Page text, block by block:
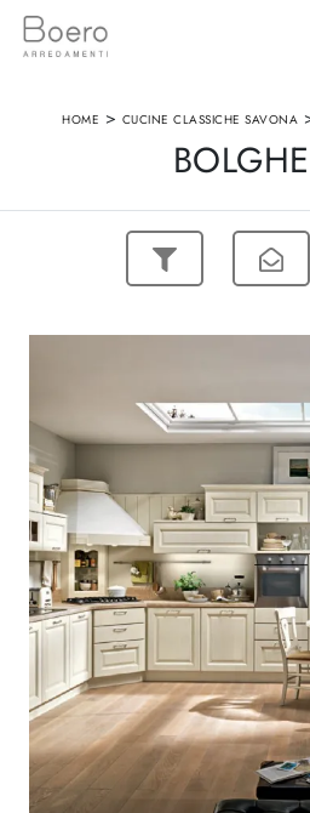
HOME > CUCINE CLASSICHE SAVONA